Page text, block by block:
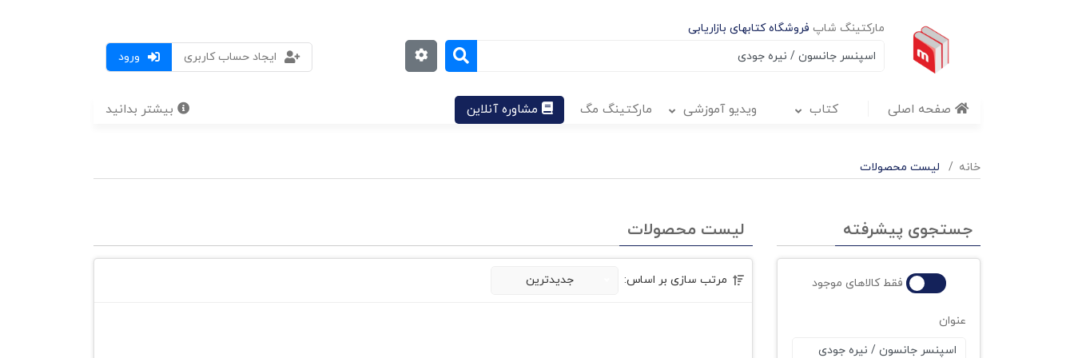
مارکتینگ شاپ فروشگاه کتابهای بازاریابی
ورود
ایجاد حساب کاربری
صفحه اصلی کتاب ویدیو آموزشی مارکتینگ مگ مشاوره آنلاین بیشتر بدانید
خانه لیست محصولات
جستجوی پیشرفته
فقط کالاهای موجود
عنوان
لیست محصولات
مرتب سازی بر اساس: جدیدترین